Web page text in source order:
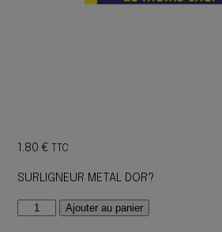
1.80€ TTC
SURLIGNEUR METAL DOR?
quantité Ajouter au panier